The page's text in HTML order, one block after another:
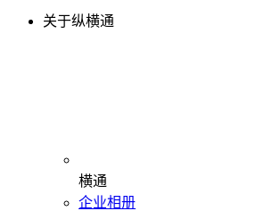
关于纵横通
横通
企业相册